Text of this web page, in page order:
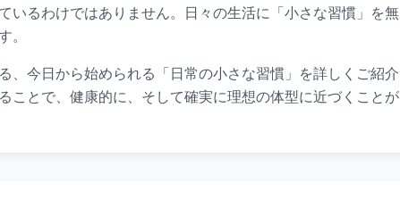
いるわけではありません。日々の生活に「小さな習慣」を無
。
、今日から始められる「日常の小さな習慣」を詳しくご紹介
ことで、健康的に、そして確実に理想の体型に近づくことが